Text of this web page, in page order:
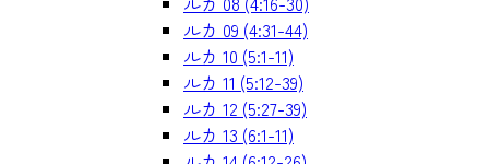
ルカ 09 (4:31-44)
ルカ 10 (5:1-11)
ルカ 11 (5:12-39)
ルカ 12 (5:27-39)
ルカ 13 (6:1-11)